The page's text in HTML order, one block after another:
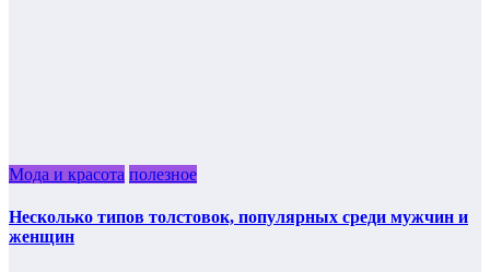
Мода и красота полезное
Несколько типов толстовок, популярных среди мужчин и
женщин